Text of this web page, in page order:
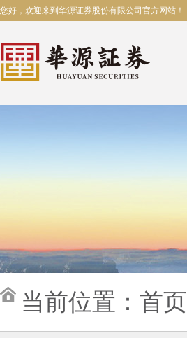
您好，欢迎来到华源证券股份有限公司官方网站！
当前位置： 首页